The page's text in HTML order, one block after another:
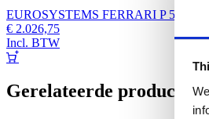
EUROSYSTEMS FERRARI P 55
€ 2.026,75
Incl. BTW
Gerelateerde producten